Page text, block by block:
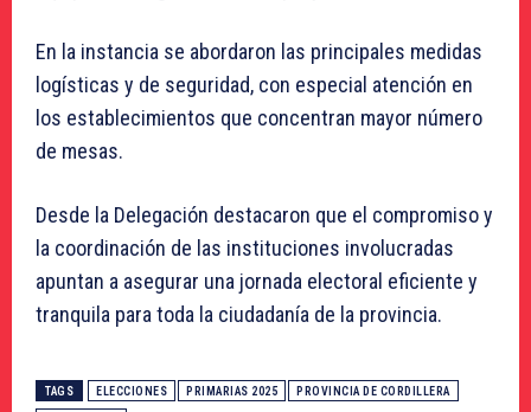
En la instancia se abordaron las principales medidas
logísticas y de seguridad, con especial atención en
los establecimientos que concentran mayor número
de mesas.
Desde la Delegación destacaron que el compromiso y
la coordinación de las instituciones involucradas
apuntan a asegurar una jornada electoral eficiente y
tranquila para toda la ciudadanía de la provincia.
TAGS ELECCIONES PRIMARIAS 2025 PROVINCIA DE CORDILLERA